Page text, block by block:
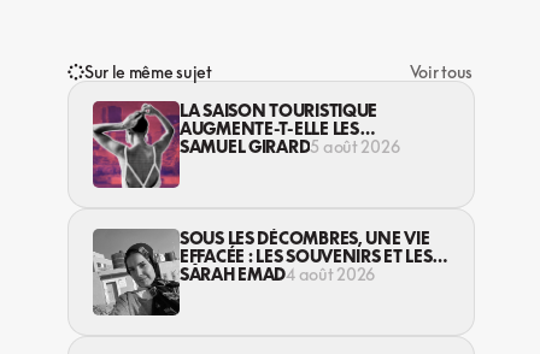
Sur le même sujet
Voir tous
LA SAISON TOURISTIQUE
AUGMENTE-T-ELLE LES
VIOLENCES CONTRE LES
SAMUEL GIRARD5 août 2026
SOUS LES DÉCOMBRES, UNE VIE
EFFACÉE : LES SOUVENIRS ET LES
RÊVES PERDUS DES HABITANT·ES
SARAH EMAD4 août 2026